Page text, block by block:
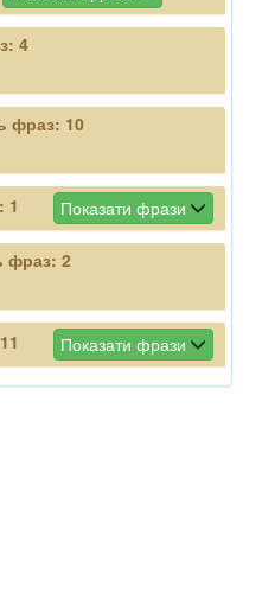
4
фраз: 10
1 Показати фрази
фраз: 2
11 Показати фрази